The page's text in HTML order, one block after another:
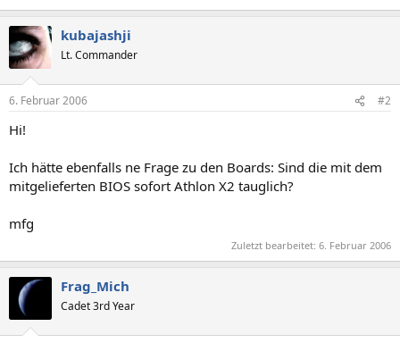
kubajashji
Lt. Commander
6. Februar 2006 #2
Hi!
Ich hätte ebenfalls ne Frage zu den Boards: Sind die mit dem
mitgelieferten BIOS sofort Athlon X2 tauglich?
mfg
Zuletzt bearbeitet: 6. Februar 2006
Frag_Mich
Cadet 3rd Year